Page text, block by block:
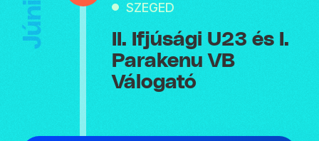
SZEGED
II. Ifjúsági U23 és I.
Parakenu VB
Válogató